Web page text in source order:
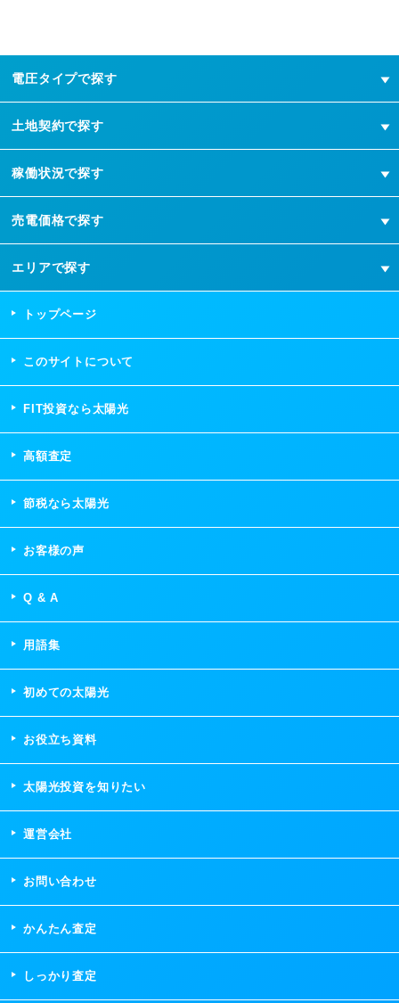
電圧タイプで探す
土地契約で探す
稼働状況で探す
売電価格で探す
エリアで探す
トップページ
このサイトについて
FIT投資なら太陽光
高額査定
節税なら太陽光
お客様の声
Q & A
用語集
初めての太陽光
お役立ち資料
太陽光投資を知りたい
運営会社
お問い合わせ
かんたん査定
しっかり査定